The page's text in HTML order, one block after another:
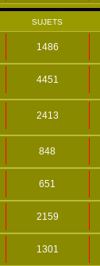
SUJETS
1486
4451
2413
848
651
2159
1301